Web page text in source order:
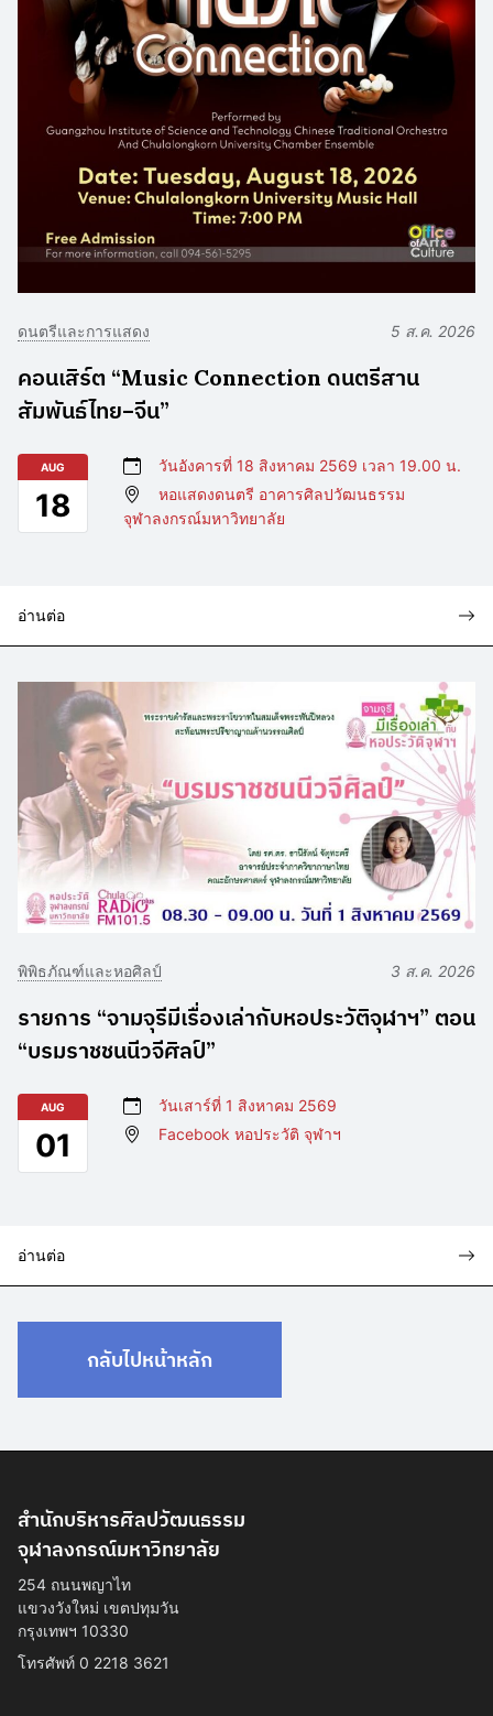
ดนตรีและการแสดง 5 ส.ค. 2026
คอนเสิร์ต “Music Connection ดนตรีสาน
สัมพันธ์ไทย–จีน”
AUG
18
วันอังคารที่ 18 สิงหาคม 2569 เวลา 19.00 น.
หอแสดงดนตรี อาคารศิลปวัฒนธรรม
จุฬาลงกรณ์มหาวิทยาลัย
อ่านต่อ
พิพิธภัณฑ์และหอศิลป์ 3 ส.ค. 2026
รายการ “จามจุรีมีเรื่องเล่ากับหอประวัติจุฬาฯ” ตอน
“บรมราชชนนีวจีศิลป์”
AUG
01
วันเสาร์ที่ 1 สิงหาคม 2569
Facebook หอประวัติ จุฬาฯ
อ่านต่อ
กลับไปหน้าหลัก
สำนักบริหารศิลปวัฒนธรรม
จุฬาลงกรณ์มหาวิทยาลัย
254 ถนนพญาไท
แขวงวังใหม่ เขตปทุมวัน
กรุงเทพฯ 10330
โทรศัพท์ 0 2218 3621